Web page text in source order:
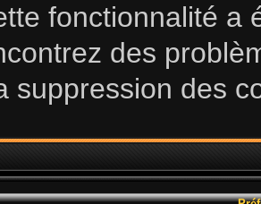
fonctionnalité a
des
suppression des